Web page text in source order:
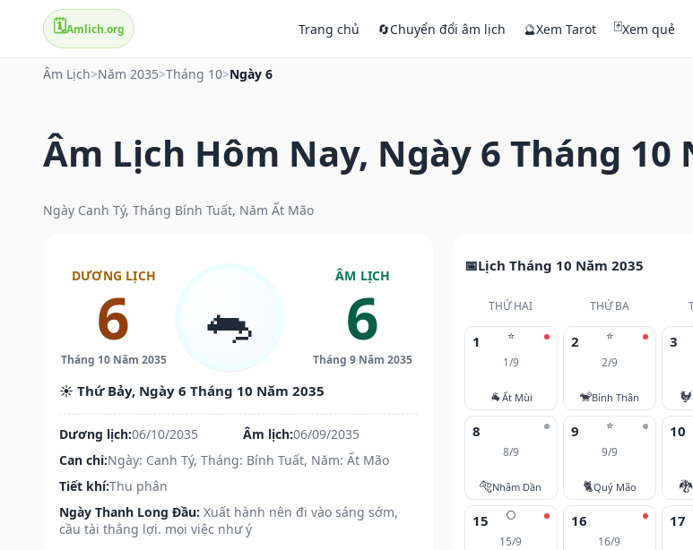
🗓️Amlich.org Trang chủ 🔄Chuyển đổi âm lịch 🔮Xem Tarot 🃏Xem quẻ
Âm Lịch>Năm 2035>Tháng 10>Ngày 6
Âm Lịch Hôm Nay, Ngày 6 Tháng 10
Ngày Canh Tý, Tháng Bính Tuất, Năm Ất Mão
DƯƠNG LỊCH
6
Tháng 10 Năm 2035
🐀
ÂM LỊCH
6
Tháng 9 Năm 2035
☀️ Thứ Bảy, Ngày 6 Tháng 10 Năm 2035
Dương lịch:06/10/2035 Âm lịch:06/09/2035
Can chi:Ngày: Canh Tý, Tháng: Bính Tuất, Năm: Ất Mão
Tiết khí:Thu phân
Ngày Thanh Long Đầu: Xuất hành nên đi vào sáng sớm,
cầu tài thắng lợi. mọi việc như ý
Lịch Tháng 10 Năm 2035
THỨ HAI THỨ BA
⭐
1
1/9
🐐Ất Mùi
⭐
2
2/9
🐒Bính Thân
3
🐓
8
8/9
🐅Nhâm Dần
⭐
9
9/9
🐈Quý Mão
10
🐉
🌕
15
15/9
16
16/9
17